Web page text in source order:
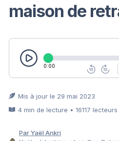
maison de
0:00
Mis à jour le 29 mai 2023
4 min de lecture • 16117
Par Yaël Ankri